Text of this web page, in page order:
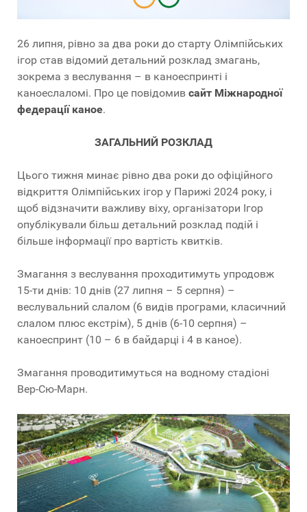
26 липня, рівно за два роки до старту Олімпійських
ігор став відомий детальний розклад змагань,
зокрема з веслування – в каноеспринті і
каноеслаломі. Про це повідомив сайт Міжнародної
федерації каное.
ЗАГАЛЬНИЙ РОЗКЛАД
Цього тижня минає рівно два роки до офіційного
відкриття Олімпійських ігор у Парижі 2024 року, і
щоб відзначити важливу віху, організатори Ігор
опублікували більш детальний розклад подій і
більше інформації про вартість квитків.
Змагання з веслування проходитимуть упродовж
15-ти днів: 10 днів (27 липня – 5 серпня) –
веслувальний слалом (6 видів програми, класичний
слалом плюс екстрім), 5 днів (6-10 серпня) –
каноеспринт (10 – 6 в байдарці і 4 в каное).
Змагання проводитимуться на водному стадіоні
Вер-Сю-Марн.